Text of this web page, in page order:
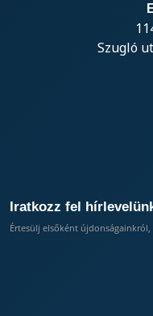
Szugló
Iratkozz fel
Értesülj elsőként